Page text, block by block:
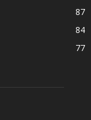
87
84
77